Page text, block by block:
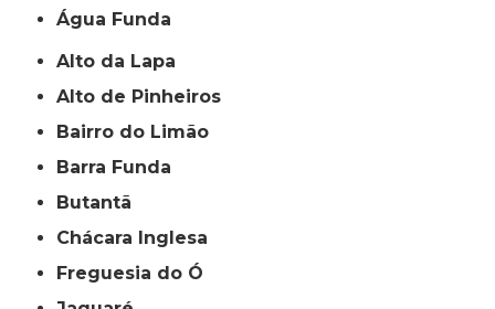
Água Funda
Alto da Lapa
Alto de Pinheiros
Bairro do Limão
Barra Funda
Butantã
Chácara Inglesa
Freguesia do Ó